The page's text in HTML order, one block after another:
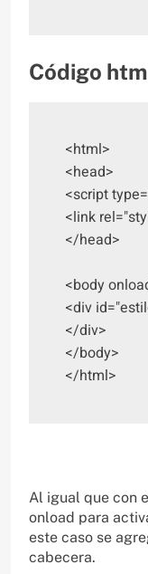
Código
<html>
<head>
<script
<link
</head>
<body
<div
</div>
</body>
</html>
Al igual que con
onload para
este caso se
cabecera.